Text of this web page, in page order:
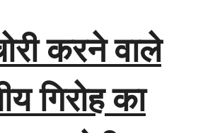
करने वाले
गिरोह का